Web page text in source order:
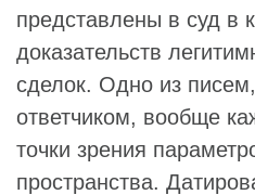
представлены в суд в
доказательств
сделок. Одно из
ответчиком, вообще
точки зрения
пространства.